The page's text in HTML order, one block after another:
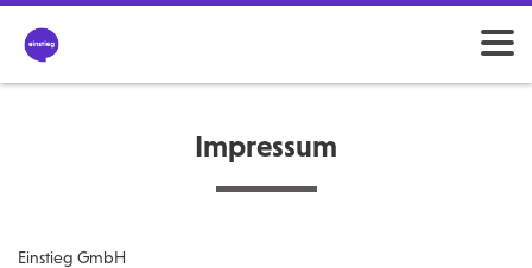
Impressum
Einstieg GmbH